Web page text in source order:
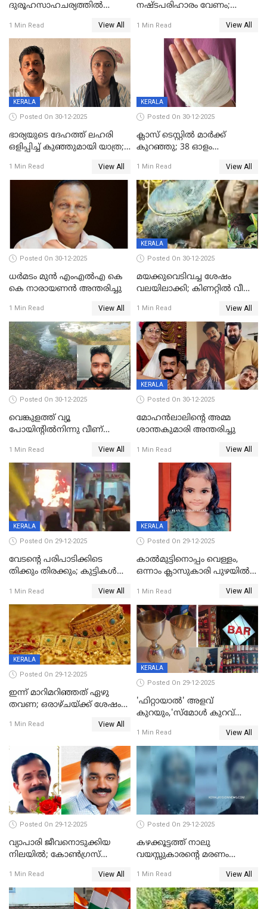
ദുരൂഹസാഹചര്യത്തിൽ
മലയാളി യുവാവിന്റെ ഭാര്യയും
മരിച്ചു
1 Min Read View All
നഷ്ടപരിഹാരം വേണം;
നോട്ടീസയച്ച് ഉമാ തോമസ്
1 Min Read View All
KERALA
Posted On 30-12-2025
ഭാര്യയുടെ ദേഹത്ത് ലഹരി
ഒളിപ്പിച്ച് കുഞ്ഞുമായി യാത്ര;
പിടികൂടി പൊലീസ്
1 Min Read View All
KERALA
Posted On 30-12-2025
ക്ലാസ് ടെസ്റ്റിൽ മാർക്ക്
കുറഞ്ഞു; 38 ഓളം
സെന്ററിലെ അധ്യാപകന്‍
മർദിച്ചതായി പരാതി
1 Min Read View All
Posted On 30-12-2025
ധർമടം മുൻ എംഎല്‍എ കെ
കെ നാരായണന്‍ അന്തരിച്ചു
1 Min Read View All
KERALA
Posted On 30-12-2025
മയക്കുവെടിവച്ച ശേഷം
വലയിലാക്കി; കിണറ്റിൽ വീണ
1 Min Read View All
Posted On 30-12-2025
വെങ്കുളത്ത് വ്യൂ
പോയിന്റിൽനിന്നു വീണ്
1 Min Read View All
KERALA
Posted On 30-12-2025
മോഹന്‍ലാലിന്‍റെ അമ്മ
ശാന്തകുമാരി അന്തരിച്ചു
1 Min Read View All
KERALA
Posted On 29-12-2025
വേടന്റെ പരിപാടിക്കിടെ
തിക്കും തിരക്കും; കുട്ടികള്‍
പരിക്ക്; പാളം മറികടന്ന
യുവാവ് ട്രെയിന്‍ തട്ടി മരിച്ചു
1 Min Read View All
KERALA
Posted On 29-12-2025
കാൽമുട്ടിനൊപ്പം വെള്ളം,
ഒന്നാം ക്ലാസുകാരി പുഴയിൽ
കുട്ടികൾക്കൊപ്പം
കളിക്കുന്നതിനിടെ
1 Min Read View All
KERALA
Posted On 29-12-2025
ഇന്ന് മാറിമറിഞ്ഞത് ഏഴു
തവണ; ഒരാഴ്ചയ്ക്ക് ശേഷം
1 Min Read View All
KERALA
Posted On 29-12-2025
'ഫിറ്റായാൽ' അളവ്
കുറയും,'സ്‌മോൾ കുറവ്
പിഴ
1 Min Read View All
Posted On 29-12-2025
വ്യാപാരി ജീവനൊടുക്കിയ
നിലയില്‍; കോണ്‍ഗ്രസ്
മാനസികപീഡനമെന്ന് കുറിപ്പ്
1 Min Read View All
Posted On 29-12-2025
കഴക്കൂട്ടത്ത് നാലു
വയസ്സുകാരന്റെ മരണം
സുഹൃത്തും പൊലീസ്
കസ്റ്റഡിയിൽ
1 Min Read View All